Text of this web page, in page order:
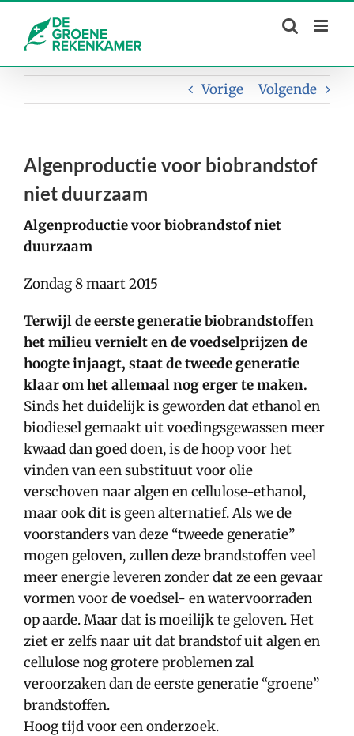
content
Vorige Volgende
Algenproductie voor biobrandstof
niet duurzaam
Algenproductie voor biobrandstof niet
duurzaam
Zondag 8 maart 2015
Terwijl de eerste generatie biobrandstoffen
het milieu vernielt en de voedselprijzen de
hoogte injaagt, staat de tweede generatie
klaar om het allemaal nog erger te maken.
Sinds het duidelijk is geworden dat ethanol en
biodiesel gemaakt uit voedingsgewassen meer
kwaad dan goed doen, is de hoop voor het
vinden van een substituut voor olie
verschoven naar algen en cellulose-ethanol,
maar ook dit is geen alternatief. Als we de
voorstanders van deze “tweede generatie”
mogen geloven, zullen deze brandstoffen veel
meer energie leveren zonder dat ze een gevaar
vormen voor de voedsel- en watervoorraden
op aarde. Maar dat is moeilijk te geloven. Het
ziet er zelfs naar uit dat brandstof uit algen en
cellulose nog grotere problemen zal
veroorzaken dan de eerste generatie “groene”
brandstoffen.
Hoog tijd voor een onderzoek.